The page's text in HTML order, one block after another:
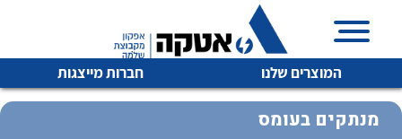
המוצרים שלנו חברות מייצגות
מנתקים בעומס